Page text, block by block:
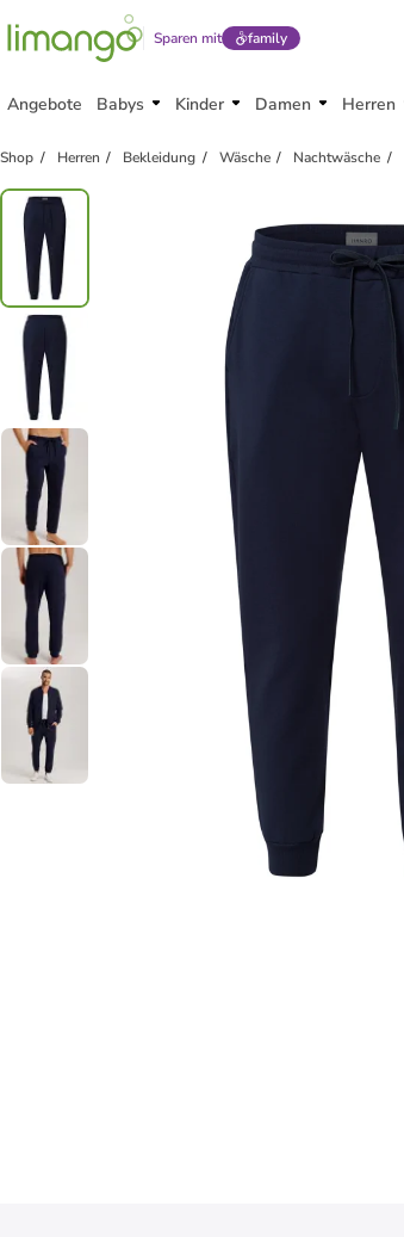
Sparen mit family
Angebote Babys Kinder Damen Herren
Shop Herren Bekleidung Wäsche Nachtwäsche